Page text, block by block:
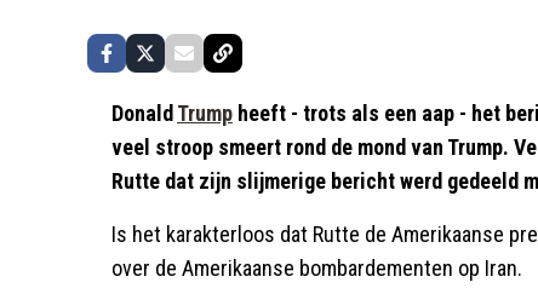
DonaldTrump heeft - trots als een aap - het
veel stroop smeert rond de mond van Trump.
Rutte dat zijn slijmerige bericht werd gedeeld
Is het karakterloos dat Rutte de Amerikaanse
over de Amerikaanse bombardementen op Iran.